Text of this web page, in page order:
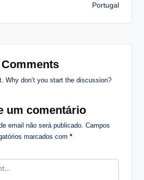
Portugal
Comments
Why don’t you start the discussion?
um comentário
email não será publicado. Campos
marcados com *